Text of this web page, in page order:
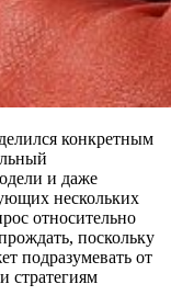
конкретным
и даже
нескольких
относительно
поскольку
подразумевать от
стратегиям